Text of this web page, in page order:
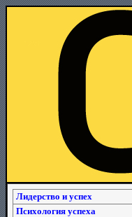
Лидерство и успех
Психология успеха